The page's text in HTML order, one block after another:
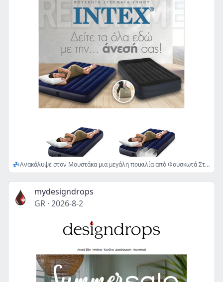
💤Ανακάλυψε στον Μουστάκα μια μεγάλη ποικιλία από Φουσκωτά Στρώματα Ύπνου για ατελείωτες ώρες ξεκούρασης.
mydesigndrops
GR · 2026-8-2